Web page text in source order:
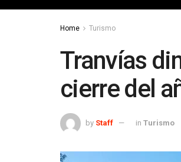
Home Turismo
Tranvías
cierre del
by Staff in Turismo